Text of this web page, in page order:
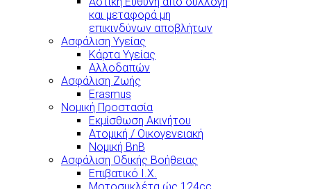
και μεταφορά μη
επικινδύνων αποβλήτων
Ασφάλιση Υγείας
Κάρτα Υγείας
Αλλοδαπών
Ασφάλιση Ζωής
Erasmus
Νομική Προστασία
Εκμίσθωση Ακινήτου
Ατομική / Οικογενειακή
Νομική BnB
Ασφάλιση Οδικής Βοήθειας
Επιβατικό Ι.Χ.